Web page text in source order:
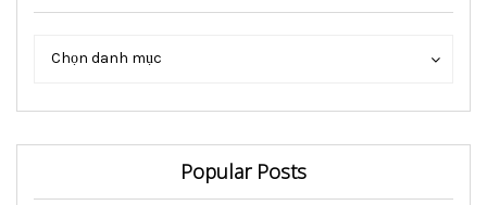
Chọn danh mục
Danh
Popular Posts